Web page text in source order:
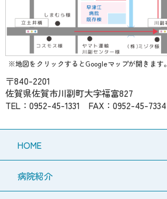
※地図をクリックするとGoogleマップが開きます。
〒840-2201
佐賀県佐賀市川副町大字福富827
TEL：0952-45-1331 FAX：0952-45-7334
HOME
病院紹介